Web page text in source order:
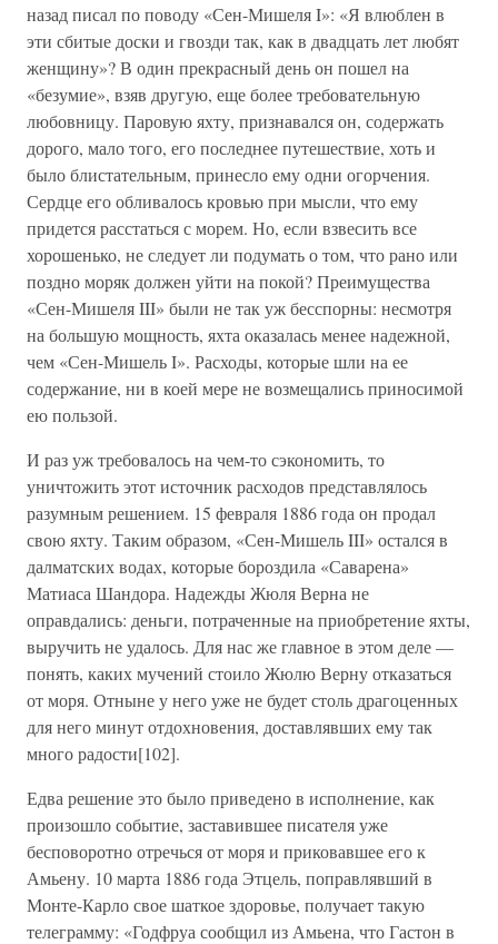
назад писал по поводу «Сен-Мишеля I»: «Я влюблен в
эти сбитые доски и гвозди так, как в двадцать лет любят
женщину»? В один прекрасный день он пошел на
«безумие», взяв другую, еще более требовательную
любовницу. Паровую яхту, признавался он, содержать
дорого, мало того, его последнее путешествие, хоть и
было блистательным, принесло ему одни огорчения.
Сердце его обливалось кровью при мысли, что ему
придется расстаться с морем. Но, если взвесить все
хорошенько, не следует ли подумать о том, что рано или
поздно моряк должен уйти на покой? Преимущества
«Сен-Мишеля III» были не так уж бесспорны: несмотря
на большую мощность, яхта оказалась менее надежной,
чем «Сен-Мишель I». Расходы, которые шли на ее
содержание, ни в коей мере не возмещались приносимой
ею пользой.
И раз уж требовалось на чем-то сэкономить, то
уничтожить этот источник расходов представлялось
разумным решением. 15 февраля 1886 года он продал
свою яхту. Таким образом, «Сен-Мишель III» остался в
далматских водах, которые бороздила «Саварена»
Матиаса Шандора. Надежды Жюля Верна не
оправдались: деньги, потраченные на приобретение яхты,
выручить не удалось. Для нас же главное в этом деле —
понять, каких мучений стоило Жюлю Верну отказаться
от моря. Отныне у него уже не будет столь драгоценных
для него минут отдохновения, доставлявших ему так
много радости[102].
Едва решение это было приведено в исполнение, как
произошло событие, заставившее писателя уже
бесповоротно отречься от моря и приковавшее его к
Амьену. 10 марта 1886 года Этцель, поправлявший в
Монте-Карло свое шаткое здоровье, получает такую
телеграмму: «Годфруа сообщил из Амьена, что Гастон в